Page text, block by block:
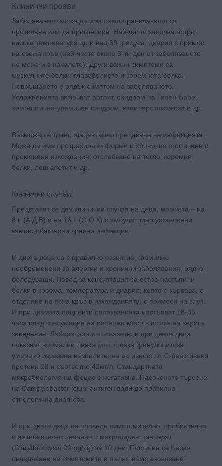
Клинични прояви:
Заболяването може да има самоограничаващо се
протичане или да прогресира. Най-често започва остро:
висока температура до и над 39 градуса, диария с примес
на свежа кръв (най-често около 3-ти ден от заболяването,
но може и в началото). Други важни симптоми са
мускулните болки, главоболието и коремната болка.
Повръщането е рядък симптом на заболяването.
Усложненията включват артрит, синдром на Гилен-Баре,
хемолитично-уремичен синдром, капиляротоксикоза и др.
Възможно е трансплацентарно предаване на инфекцията.
Може да има протрахирани форми и хронично протичане с
променени изхождания, отслабване на тегло, коремни
болки, лош апетит и др.
Клинични случаи:
Представят се два клинични случая на деца, момчета – на
8 г. (А.Д.В) и на 16 г. (О.О.К) с амбулаторно установени
кампилобактерни чревни инфекции.
И двете деца са с правилно развитие, фамилно
необременени за алергии и хронични заболявания, рядко
боледуващи. Повод за консултация са остро настъпили
болки в корема, температура и диария, която е кървава, с
отделяне на ясна кръв в изхожданията, с примеси на слуз.
И при двамата пациенти оплакванията настъпват 18-36
часа след консумация на пилешко месо в столична верига
заведения. Лабораторните показатели при двете деца
показват нормални левкоцити, с лека гранулоцитоза,
умерено изразена възпалителна активност от С-реактивния
протеин 28 и съответно 42мг/л. Стандартната
микробиология на фецес е негативна. Насоченото търсене
на Campylobacter jejuni антиген води до правилна
етиологична диагноза.
И при двете деца се проведе симптоматично, пробиотично
и антибиотично лечение с макролиден препарат
(Clarythromycin 20mg/kg) за 10 дни. Постигна се бързо
овладяване на симптомите и пълно възстановяване.